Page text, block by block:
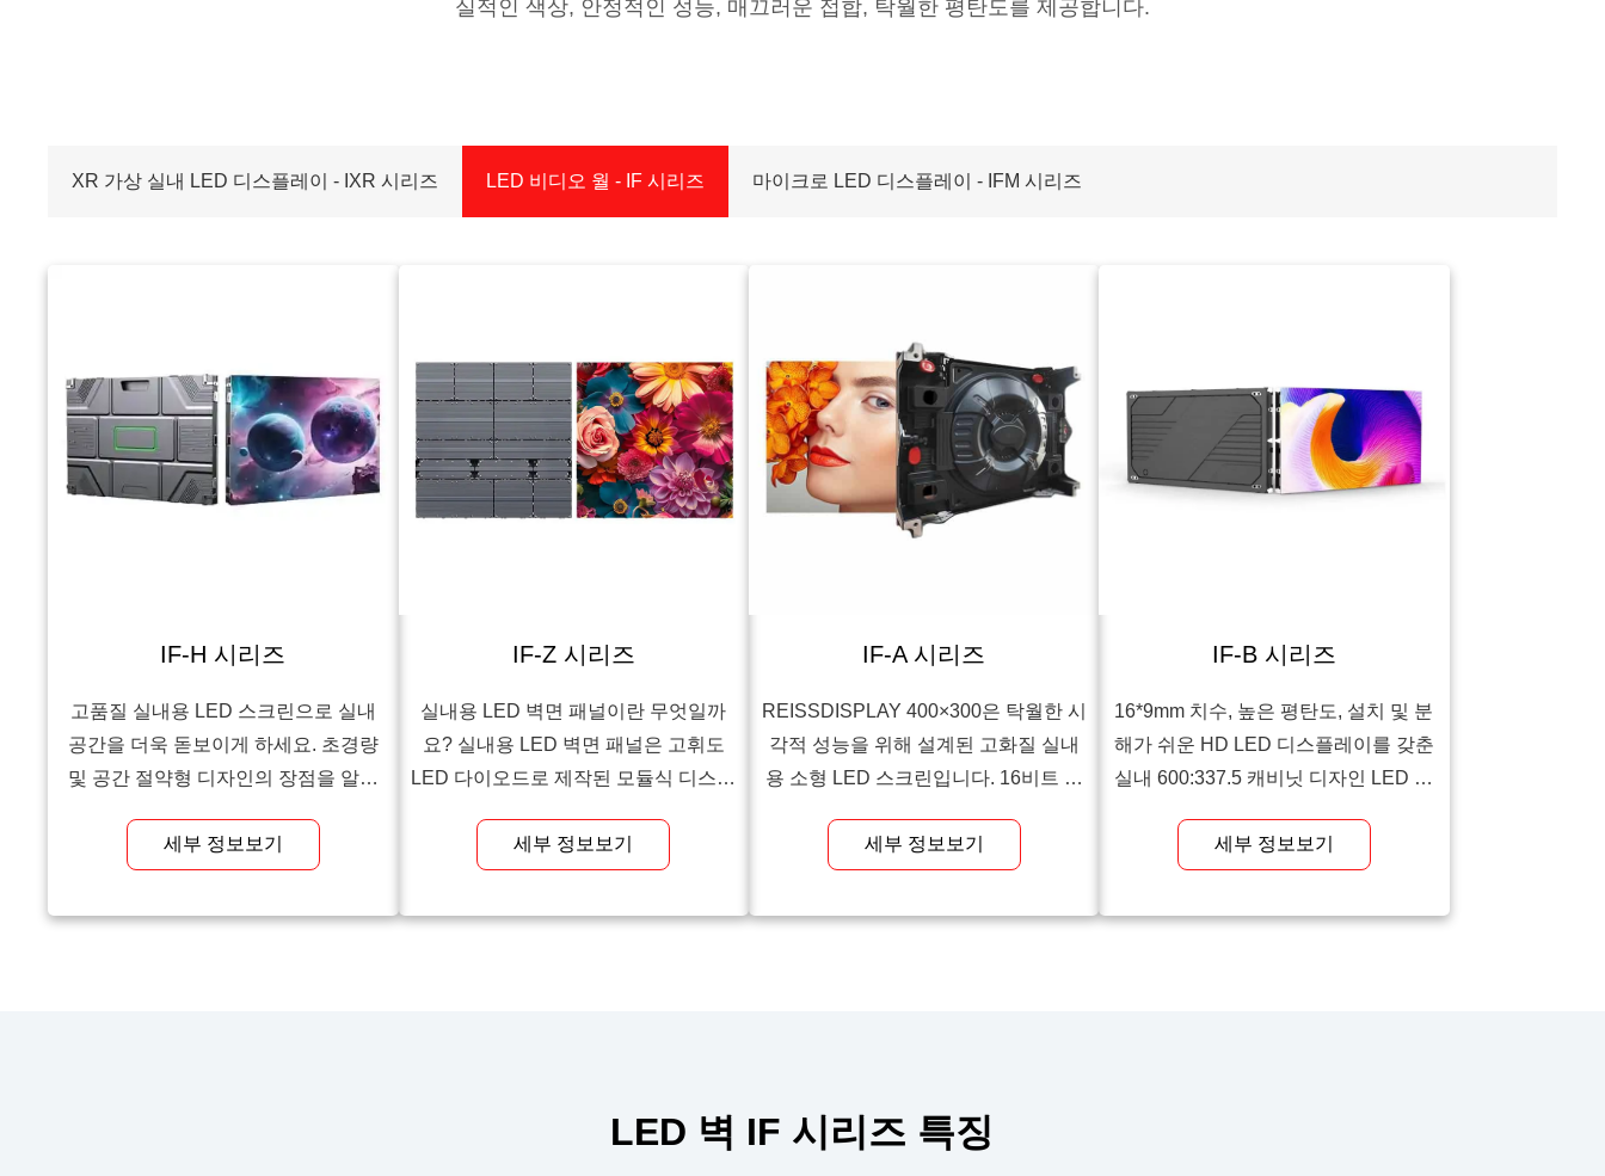
실적인 색상, 안정적인 성능, 매끄러운 접합, 탁월한 평탄도를 제공합니다.
XR 가상 실내 LED 디스플레이 - IXR 시리즈 LED 비디오 월 - IF 시리즈 마이크로 LED 디스플레이 - IFM 시리즈
IF-H 시리즈
고품질 실내용 LED 스크린으로 실내
공간을 더욱 돋보이게 하세요. 초경량
및 공간 절약형 디자인의 장점을 알아
세부 정보보기
IF-Z 시리즈
실내용 LED 벽면 패널이란 무엇일까
요? 실내용 LED 벽면 패널은 고휘도
LED 다이오드로 제작된 모듈식 디스플
게 연결되어 대형 맞춤형 비디오 월을
LED 패널은 더 밝은 화면, 더 높은 주사
세부 정보보기
IF-A 시리즈
REISSDISPLAY 400×300은 탁월한 시
각적 성능을 위해 설계된 고화질 실내
용 소형 LED 스크린입니다. 16비트 회
통해 65,536단계의 계조를 구현하여 부
감을 구현하여 자연스럽고 편안한 시청
세부 정보보기
IF-B 시리즈
16*9mm 치수, 높은 평탄도, 설치 및 분
해가 쉬운 HD LED 디스플레이를 갖춘
실내 600:337.5 캐비닛 디자인 LED 디
세부 정보보기
LED 벽 IF 시리즈 특징